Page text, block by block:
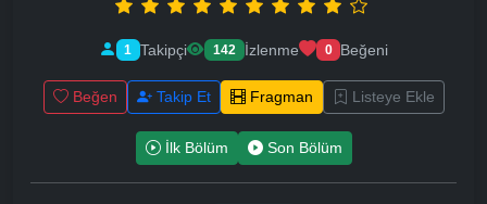
1 Takipçi 142 İzlenme 0 Beğeni
Beğen Takip Et Fragman Listeye Ekle
İlk Bölüm Son Bölüm